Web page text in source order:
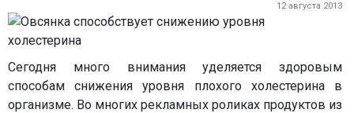
12 августа 2013
Сегодня много внимания уделяется здоровым
способам снижения уровня плохого холестерина в
организме. Во многих рекламных роликах продуктов из